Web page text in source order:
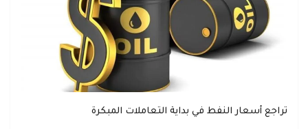
تراجع أسعار النفط في بداية التعاملات المبكرة